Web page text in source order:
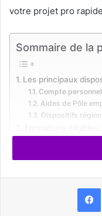
votre projet pro
Sommaire de la
Les principaux
Compte
Aides de Pôle
Dispositifs
Parcours
Critères d’éligibilité
Salarié·e en
Demandeur·se